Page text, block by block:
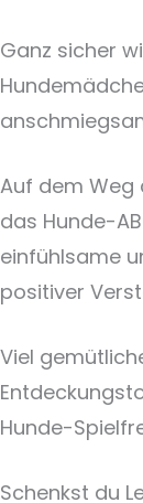
Ganz sicher
Auf dem
das Hunde-
einfühlsame
positiver
Viel
Hunde-
Schenkst du